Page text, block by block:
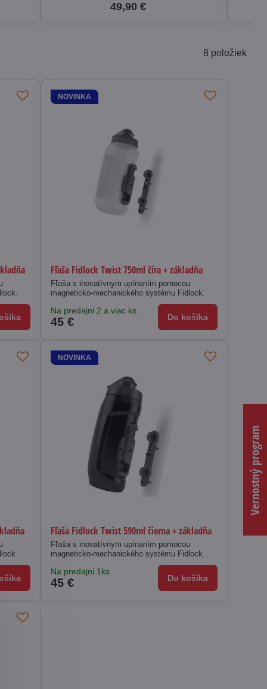
49,90 €
8 položiek
NOVINKA
Fľaša Fidlock Twist 750ml číra + základňa
Fľaša s inovatívnym upínaním pomocou
magneticko-mechanického systému Fidlock.
Na predajni 2 a viac ks
45 € Do košíka
NOVINKA
Fľaša Fidlock Twist 590ml čierna + základňa
Fľaša s inovatívnym upínaním pomocou
magneticko-mechanického systému Fidlock.
Na predajni 1ks
45 € Do košíka
Vernostný program